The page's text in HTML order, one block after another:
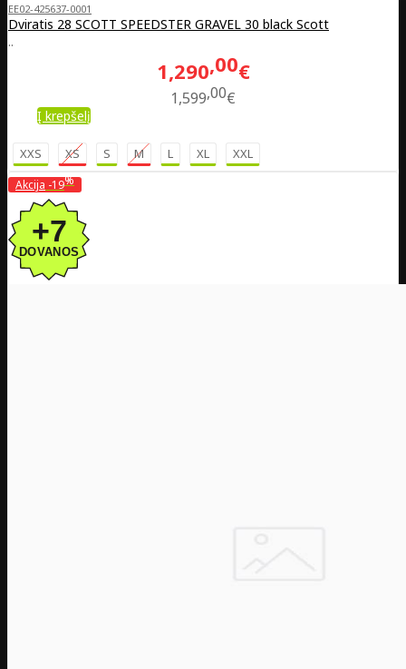
EE02-425637-0001
Dviratis 28 SCOTT SPEEDSTER GRAVEL 30 black Scott
..
1,290 00€
1,599 00€
Į krepšelį
XXS XS S M L XL XXL
Akcija -19%